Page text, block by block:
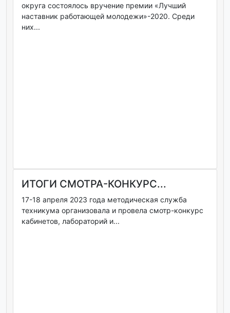
округа состоялось вручение премии «Лучший
наставник работающей молодежи»-2020. Среди
них...
ИТОГИ СМОТРА-КОНКУРС...
17-18 апреля 2023 года методическая служба
техникума организовала и провела смотр-конкурс
кабинетов, лабораторий и...